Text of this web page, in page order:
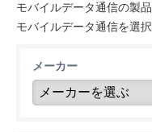
モバイルデータ通信の製
モバイルデータ通信を選択
メーカー